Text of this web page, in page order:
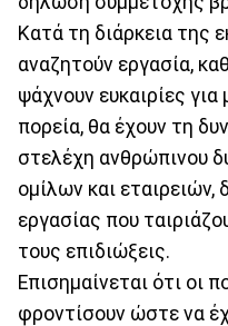
Κατά τη διάρκεια της
αναζητούν εργασία,
ψάχνουν ευκαιρίες
πορεία, θα έχουν τη
στελέχη ανθρώπινου
ομίλων και εταιρειών,
εργασίας που
τους επιδιώξεις.
Επισημαίνεται ότι οι
φροντίσουν ώστε να